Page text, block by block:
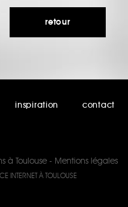
retour
inspiration contact
à Toulouse - Mentions légales
INTERNET À TOULOUSE